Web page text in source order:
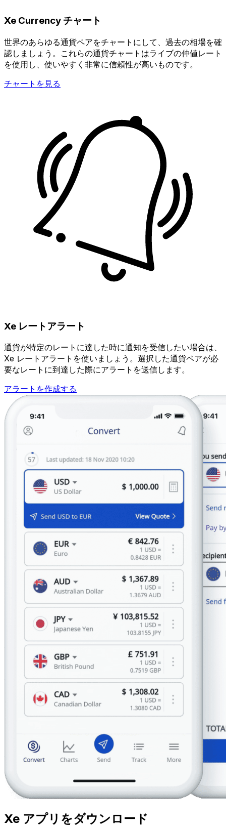
Xe Currency チャート
世界のあらゆる通貨ペアをチャートにして、過去の相場を確
認しましょう。これらの通貨チャートはライブの仲値レート
を使用し、使いやすく非常に信頼性が高いものです。
チャートを見る
Xe レートアラート
通貨が特定のレートに達した時に通知を受信したい場合は、
Xe レートアラートを使いましょう。選択した通貨ペアが必
要なレートに到達した際にアラートを送信します。
アラートを作成する
Xe アプリをダウンロード